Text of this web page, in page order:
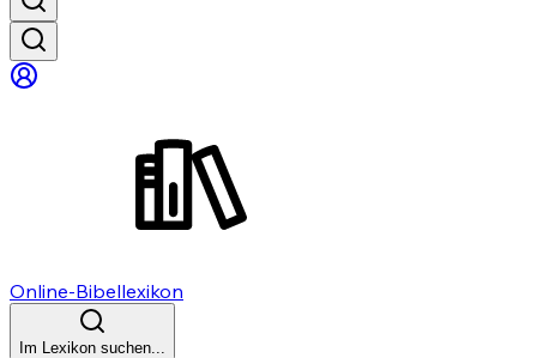
Online-Bibellexikon
Im Lexikon suchen...